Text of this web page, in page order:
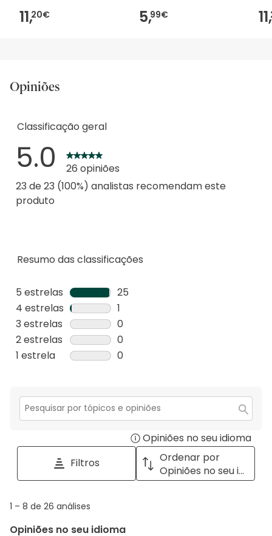
11,20€ 5,99€ 11,
Opiniões
Resumo das classificações
5 estrelas estrelas
25
25
análises
com
5
4 estrelas estrelas
1
1
análise
com
3 estrelas estrelas
0
0
análise
estrelas.
2 estrelas estrelas
0
0
2
estrelas.
1 estrela estrelas
0
com
1
Classificação geral
5.0
26 opiniões
23 de 23 (100%) analistas recomendam este
produto
Secção
Opiniões no seu idioma
a
with
Filtros
Ordenar por
Opiniões no seu idioma
1
8
1 – 8 de 26 análises
Opiniões no seu idioma